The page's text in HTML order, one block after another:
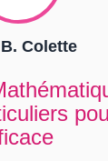
Colette